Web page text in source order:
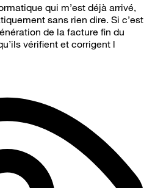
qui m’est déjà arrivé,
sans rien dire. Si c’est
de la facture fin du
vérifient et corrigent l